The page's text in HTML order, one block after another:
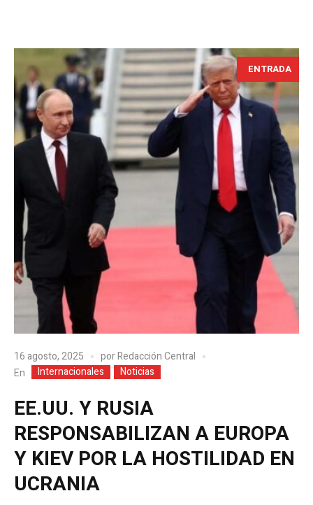
ENTRADA
16 agosto, 2025 porRedacción Central
En
Internacionales Noticias
EE.UU. Y RUSIA
RESPONSABILIZAN A EUROPA
Y KIEV POR LA HOSTILIDAD EN
UCRANIA